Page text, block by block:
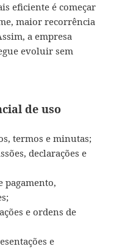
eficiente é começar
maior recorrência
a empresa
evoluir sem
de uso
termos e minutas;
declarações e
pagamento,
e ordens de
e